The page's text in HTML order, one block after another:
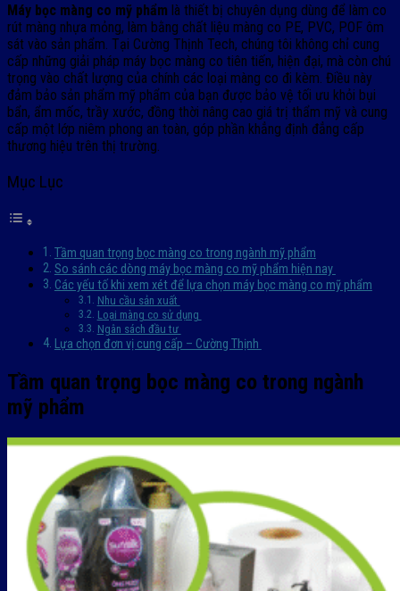
Máy bọc màng co mỹ phẩm là thiết bị chuyên dụng dùng để làm co
rút màng nhựa mỏng, làm bằng chất liệu màng co PE, PVC, POF ôm
sát vào sản phẩm. Tại Cường Thịnh Tech, chúng tôi không chỉ cung
cấp những giải pháp máy bọc màng co tiên tiến, hiện đại, mà còn chú
trọng vào chất lượng của chính các loại màng co đi kèm. Điều này
đảm bảo sản phẩm mỹ phẩm của bạn được bảo vệ tối ưu khỏi bụi
bẩn, ẩm mốc, trầy xước, đồng thời nâng cao giá trị thẩm mỹ và cung
cấp một lớp niêm phong an toàn, góp phần khẳng định đẳng cấp
thương hiệu trên thị trường.
Mục Lục
Tầm quan trọng bọc màng co trong ngành mỹ phẩm
So sánh các dòng máy bọc màng co mỹ phẩm hiện nay
Các yếu tố khi xem xét để lựa chọn máy bọc màng co mỹ phẩm
Nhu cầu sản xuất
Loại màng co sử dụng
Ngân sách đầu tư
Lựa chọn đơn vị cung cấp – Cường Thịnh
Tầm quan trọng bọc màng co trong ngành
mỹ phẩm